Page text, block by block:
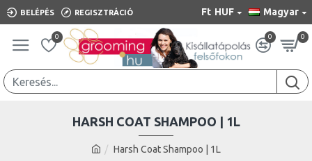
BELÉPÉS REGISZTRÁCIÓ Ft HUF Magyar
0 0 0
Harsh Coat Shampoo | 1L
HARSH COAT SHAMPOO | 1L